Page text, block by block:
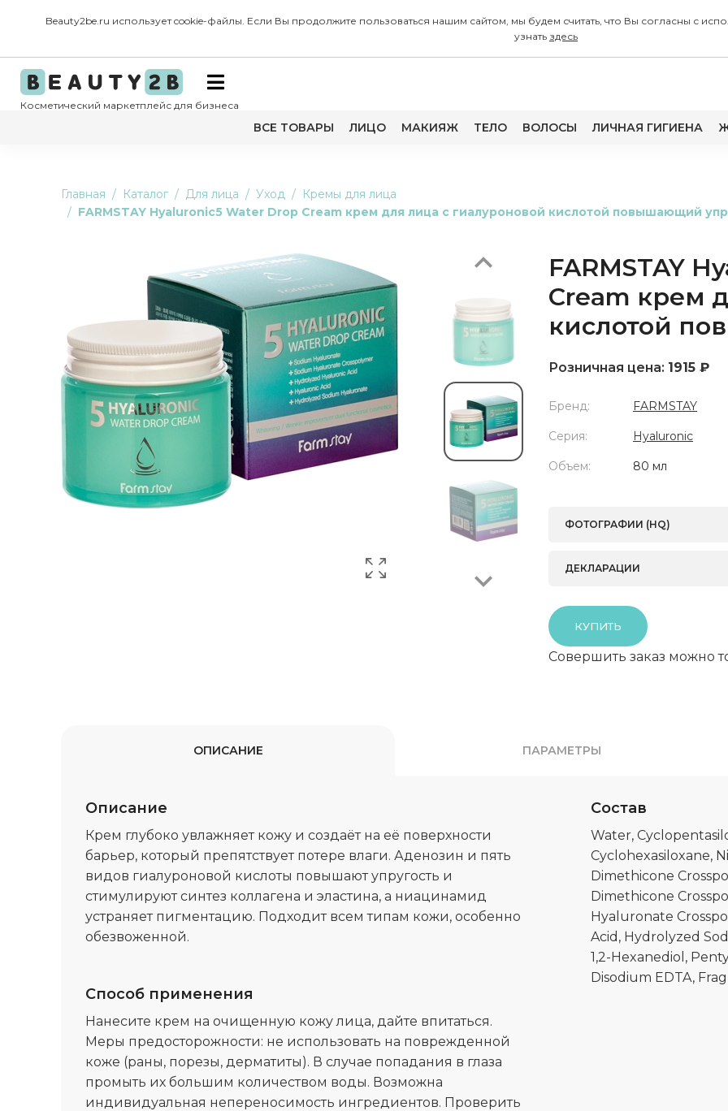
Beauty2be.ru использует cookie-файлы. Если Вы продолжите пользоваться нашим сайтом, мы будем считать, что Вы согласны с
узнать здесь
Косметический маркетплейс для бизнеса
ВСЕ ТОВАРЫ ЛИЦО МАКИЯЖ ТЕЛО ВОЛОСЫ ЛИЧНАЯ ГИГИЕНА
Главная Каталог Для лица Уход
Кремы для лица
FARMSTAY Hyaluronic5 Water Drop Cream крем для лица с гиалуроновой кислотой повышающий
Next
FARMSTAY
Cream крем
кислотой
Розничная цена: 1915 ₽
Бренд: FARMSTAY
Серия: Hyaluronic
Объем: 80 мл
ФОТОГРАФИИ (HQ)
ДЕКЛАРАЦИИ
КУПИТЬ
Совершить заказ можно
ОПИСАНИЕ ПАРАМЕТРЫ
Описание
Крем глубоко увлажняет кожу и создаёт на её поверхности
барьер, который препятствует потере влаги. Аденозин и пять
видов гиалуроновой кислоты повышают упругость и
стимулируют синтез коллагена и эластина, а ниацинамид
устраняет пигментацию. Подходит всем типам кожи, особенно
обезвоженной.
Способ применения
Нанесите крем на очищенную кожу лица, дайте впитаться.
Меры предосторожности: не использовать на поврежденной
коже (раны, порезы, дерматиты). В случае попадания в глаза
промыть их большим количеством воды. Возможна
индивидуальная непереносимость ингредиентов. Проверить
Состав
Water,
Cyclohexasiloxane,
Dimethicone
Dimethicone
Hyaluronate
Acid, Hydrolyzed
1,2-Hexanediol,
Disodium EDTA,